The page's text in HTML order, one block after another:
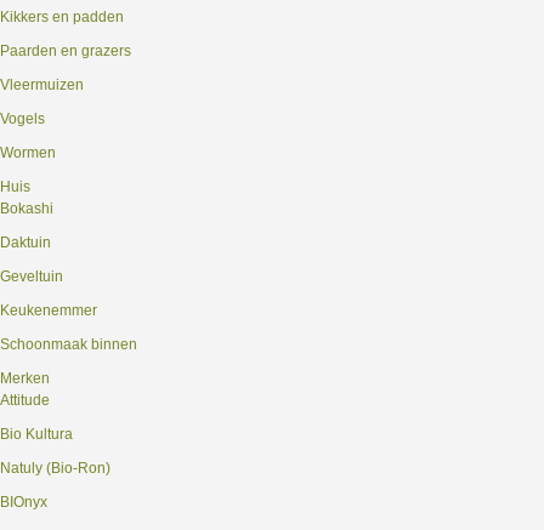
Kikkers en padden
Paarden en grazers
Vleermuizen
Vogels
Wormen
Huis
Bokashi
Daktuin
Geveltuin
Keukenemmer
Schoonmaak binnen
Merken
Attitude
Bio Kultura
Natuly (Bio-Ron)
BIOnyx